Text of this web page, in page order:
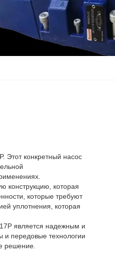
Этот конкретный насос
конструкцию, которая
которые требуют
уплотнения, которая
является надежным и
передовые технологии
решение.